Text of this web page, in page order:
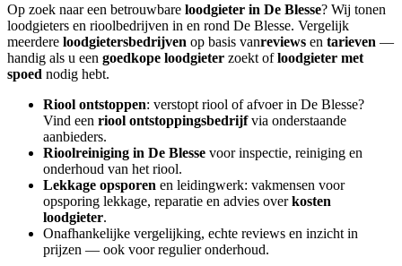
Op zoek naar een betrouwbare loodgieter in De Blesse? Wij tonen
loodgieters en rioolbedrijven in en rond De Blesse. Vergelijk
meerdere loodgietersbedrijven op basis vanreviews en tarieven —
handig als u een goedkope loodgieter zoekt ofloodgieter met
spoed nodig hebt.
Riool ontstoppen: verstopt riool of afvoer in De Blesse?
Vind een riool ontstoppingsbedrijfvia onderstaande
aanbieders.
Rioolreiniging in De Blesse voor inspectie, reiniging en
onderhoud van het riool.
Lekkage opsporen en leidingwerk: vakmensen voor
opsporing lekkage, reparatie en advies overkosten
loodgieter.
Onafhankelijke vergelijking, echte reviews en inzicht in
prijzen — ook voor regulier onderhoud.